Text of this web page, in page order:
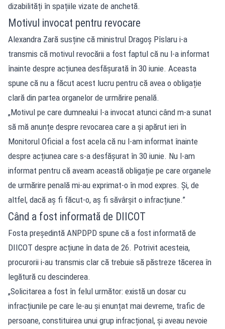
dizabilități în spațiile vizate de anchetă.
Motivul invocat pentru revocare
Alexandra Zară susține că ministrul Dragoș Pîslaru i-a
transmis că motivul revocării a fost faptul că nu l-a informat
înainte despre acțiunea desfășurată în 30 iunie. Aceasta
spune că nu a făcut acest lucru pentru că avea o obligație
clară din partea organelor de urmărire penală.
„Motivul pe care dumnealui l-a invocat atunci când m-a sunat
să mă anunțe despre revocarea care a și apărut ieri în
Monitorul Oficial a fost acela că nu l-am informat înainte
despre acțiunea care s-a desfășurat în 30 iunie. Nu l-am
informat pentru că aveam această obligație pe care organele
de urmărire penală mi-au exprimat-o în mod expres. Și, de
altfel, dacă aș fi făcut-o, aș fi săvârșit o infracțiune.”
Când a fost informată de DIICOT
Fosta președintă ANPDPD spune că a fost informată de
DIICOT despre acțiune în data de 26. Potrivit acesteia,
procurorii i-au transmis clar că trebuie să păstreze tăcerea în
legătură cu descinderea.
„Solicitarea a fost în felul următor: există un dosar cu
infracțiunile pe care le-au și enunțat mai devreme, trafic de
persoane, constituirea unui grup infracțional, și aveau nevoie